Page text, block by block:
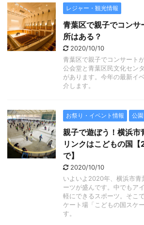
レジャー・観光情報
青葉区で親子でコンサ
所はある？
2020/10/10
青葉区で親子でコンサート
公会堂と青葉区民文化セン
があります。今年の最新イ
介します。
お祭り・イベント情報 公
親子で遊ぼう！横浜市
リンクはこどもの国
で】
2020/10/10
いよいよ2020年、横浜市青
ーツが盛んです。中でもア
軽にできるスポーツ。そこ
ケート場「こどもの国スケ
す。